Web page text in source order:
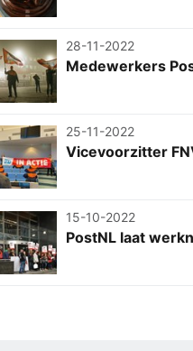
28-11-2022
Medewerkers
25-11-2022
Vicevoorzitter
15-10-2022
PostNL laat